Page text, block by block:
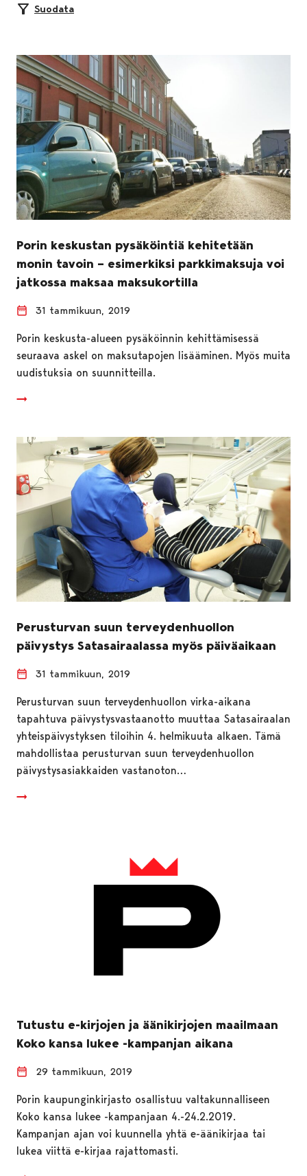
Suodata
Porin keskustan pysäköintiä kehitetään
monin tavoin – esimerkiksi parkkimaksuja voi
jatkossa maksaa maksukortilla
31 tammikuun, 2019
Porin keskusta-alueen pysäköinnin kehittämisessä
seuraava askel on maksutapojen lisääminen. Myös muita
uudistuksia on suunnitteilla.
Perusturvan suun terveydenhuollon
päivystys Satasairaalassa myös päiväaikaan
31 tammikuun, 2019
Perusturvan suun terveydenhuollon virka-aikana
tapahtuva päivystysvastaanotto muuttaa Satasairaalan
yhteispäivystyksen tiloihin 4. helmikuuta alkaen. Tämä
mahdollistaa perusturvan suun terveydenhuollon
päivystysasiakkaiden vastanoton…
Tutustu e-kirjojen ja äänikirjojen maailmaan
Koko kansa lukee -kampanjan aikana
29 tammikuun, 2019
Porin kaupunginkirjasto osallistuu valtakunnalliseen
Koko kansa lukee -kampanjaan 4.-24.2.2019.
Kampanjan ajan voi kuunnella yhtä e-äänikirjaa tai
lukea viittä e-kirjaa rajattomasti.